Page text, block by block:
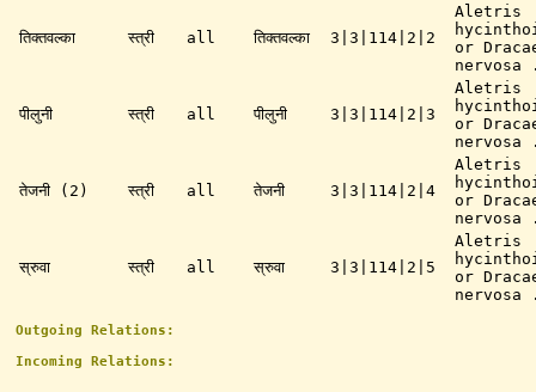
तिक्तवल्का स्त्री all तिक्तवल्का 3|3|114|2|2
Aletris
or
पीलुनी स्त्री all पीलुनी 3|3|114|2|3
Aletris
or
तेजनी (2) स्त्री all तेजनी 3|3|114|2|4
Aletris
or
स्रुवा स्त्री all स्रुवा 3|3|114|2|5
Aletris
or
Outgoing Relations:
Incoming Relations: